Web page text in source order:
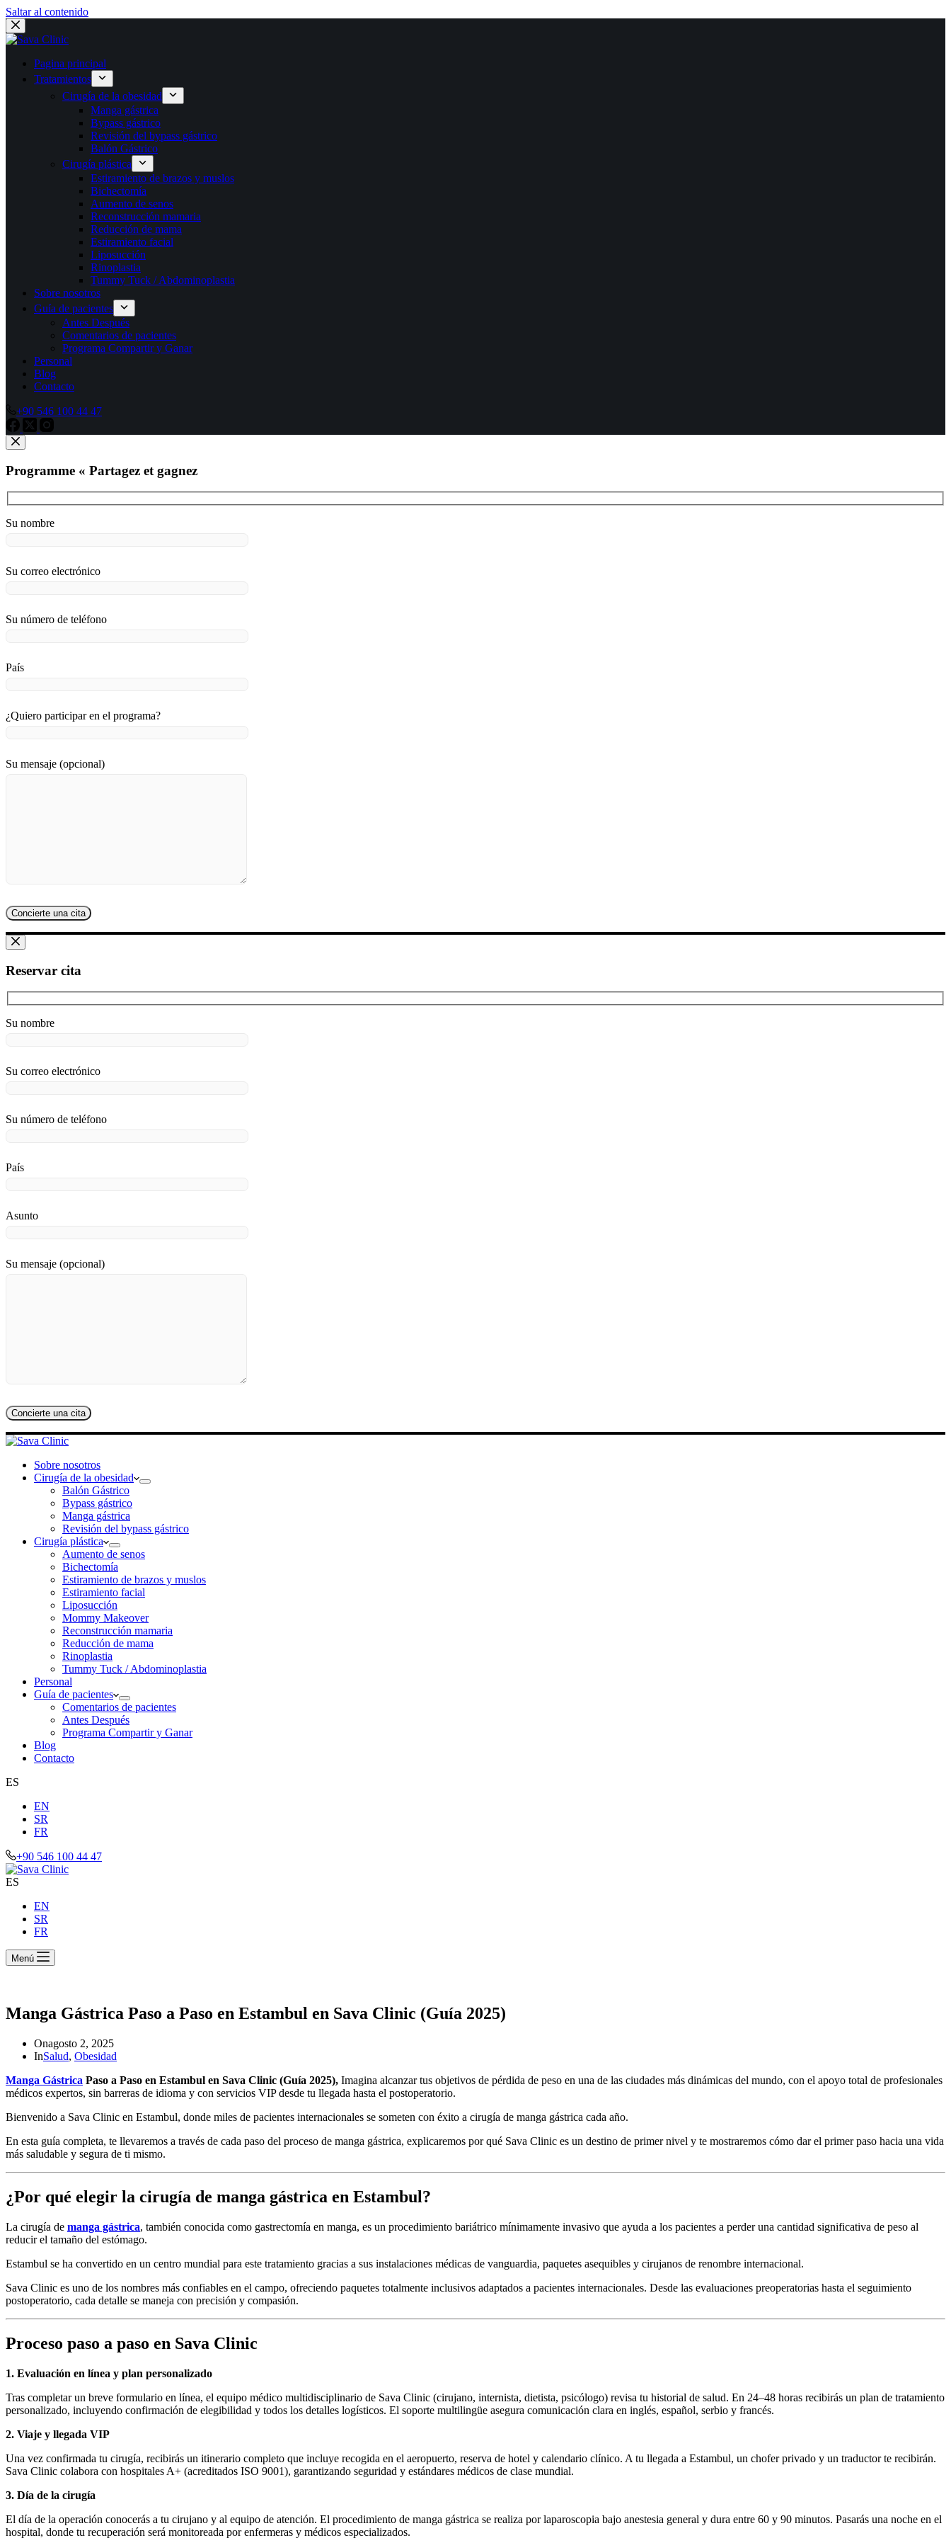
Saltar al contenido
Pagina principal
Tratamientos
Cirugía de la obesidad
Manga gástrica
Bypass gástrico
Revisión del bypass gástrico
Balón Gástrico
Cirugía plástica
Estiramiento de brazos y muslos
Bichectomía
Aumento de senos
Reconstrucción mamaria
Reducción de mama
Estiramiento facial
Liposucción
Rinoplastia
Tummy Tuck / Abdominoplastia
Sobre nosotros
Guía de pacientes
Antes Después
Comentarios de pacientes
Programa Compartir y Ganar
Personal
Blog
Contacto
+90 546 100 44 47
Programme « Partagez et gagnez
Su nombre
Su correo electrónico
Su número de teléfono
País
¿Quiero participar en el programa?
Su mensaje (opcional)
Reservar cita
Su nombre
Su correo electrónico
Su número de teléfono
País
Asunto
Su mensaje (opcional)
Sobre nosotros
Cirugía de la obesidad
Balón Gástrico
Bypass gástrico
Manga gástrica
Revisión del bypass gástrico
Cirugía plástica
Aumento de senos
Bichectomía
Estiramiento de brazos y muslos
Estiramiento facial
Liposucción
Mommy Makeover
Reconstrucción mamaria
Reducción de mama
Rinoplastia
Tummy Tuck / Abdominoplastia
Personal
Guía de pacientes
Comentarios de pacientes
Antes Después
Programa Compartir y Ganar
Blog
Contacto
ES
EN
SR
FR
+90 546 100 44 47
ES
EN
SR
FR
Menú
Manga Gástrica Paso a Paso en Estambul en Sava Clinic (Guía 2025)
Onagosto 2, 2025
InSalud, Obesidad
Manga Gástrica Paso a Paso en Estambul en Sava Clinic (Guía 2025), Imagina alcanzar tus objetivos de pérdida de peso en una de las ciudades más dinámicas del mundo, con el apoyo total de profesionales
médicos expertos, sin barreras de idioma y con servicios VIP desde tu llegada hasta el postoperatorio.
Bienvenido a Sava Clinic en Estambul, donde miles de pacientes internacionales se someten con éxito a cirugía de manga gástrica cada año.
En esta guía completa, te llevaremos a través de cada paso del proceso de manga gástrica, explicaremos por qué Sava Clinic es un destino de primer nivel y te mostraremos cómo dar el primer paso hacia una vida
más saludable y segura de ti mismo.
¿Por qué elegir la cirugía de manga gástrica en Estambul?
La cirugía de manga gástrica, también conocida como gastrectomía en manga, es un procedimiento bariátrico mínimamente invasivo que ayuda a los pacientes a perder una cantidad significativa de peso al
reducir el tamaño del estómago.
Estambul se ha convertido en un centro mundial para este tratamiento gracias a sus instalaciones médicas de vanguardia, paquetes asequibles y cirujanos de renombre internacional.
Sava Clinic es uno de los nombres más confiables en el campo, ofreciendo paquetes totalmente inclusivos adaptados a pacientes internacionales. Desde las evaluaciones preoperatorias hasta el seguimiento
postoperatorio, cada detalle se maneja con precisión y compasión.
Proceso paso a paso en Sava Clinic
1. Evaluación en línea y plan personalizado
Tras completar un breve formulario en línea, el equipo médico multidisciplinario de Sava Clinic (cirujano, internista, dietista, psicólogo) revisa tu historial de salud. En 24–48 horas recibirás un plan de tratamiento
personalizado, incluyendo confirmación de elegibilidad y todos los detalles logísticos. El soporte multilingüe asegura comunicación clara en inglés, español, serbio y francés.
2. Viaje y llegada VIP
Una vez confirmada tu cirugía, recibirás un itinerario completo que incluye recogida en el aeropuerto, reserva de hotel y calendario clínico. A tu llegada a Estambul, un chofer privado y un traductor te recibirán.
Sava Clinic colabora con hospitales A+ (acreditados ISO 9001), garantizando seguridad y estándares médicos de clase mundial.
3. Día de la cirugía
El día de la operación conocerás a tu cirujano y al equipo de atención. El procedimiento de manga gástrica se realiza por laparoscopia bajo anestesia general y dura entre 60 y 90 minutos. Pasarás una noche en el
hospital, donde tu recuperación será monitoreada por enfermeras y médicos especializados.